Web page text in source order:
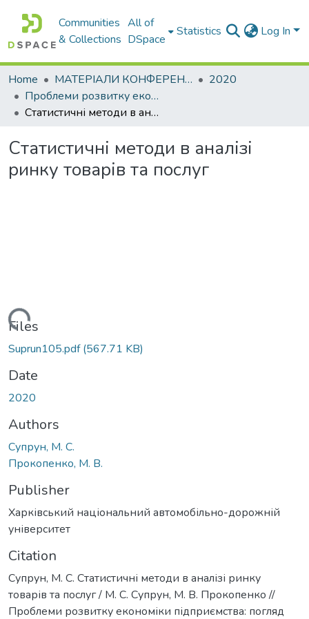
Communities
& Collections
All of
DSpace
Statistics Log In
Home МАТЕРІАЛИ КОНФЕРЕНЦІЙ
2020
Проблеми розвитку економіки підприємства: погляд молоді
Статистичні методи в аналізі ринку товарів та послуг
Статистичні методи в аналізі
ринку товарів та послуг
Loading...
Files
Suprun105.pdf(567.71 KB)
Date
2020
Authors
Супрун, М. С.
Прокопенко, М. В.
Publisher
Харківський національний автомобільно-дорожній
університет
Citation
Супрун, М. С. Статистичні методи в аналізі ринку
товарів та послуг / М. С. Супрун, М. В. Прокопенко //
Проблеми розвитку економіки підприємства: погляд